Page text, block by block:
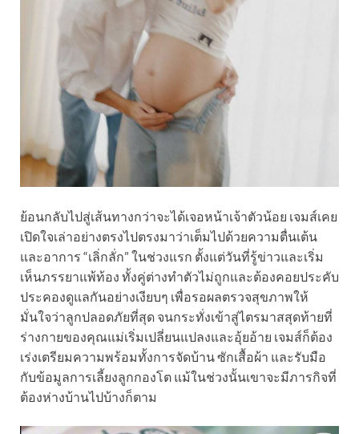
ย้อนกลับไปสู่เส้นทางกว่าจะได้เจอหน้าเจ้าตัวน้อย เจมส์เคย
เปิดใจเล่าอย่างตรงไปตรงมาว่าเต็มไปด้วยความตื่นเต้น
และอาการ “เลิ่กลั่ก” ในช่วงแรก ตั้งแต่วันที่รู้ข่าวและเริ่ม
เห็นภรรยาแพ้ท้อง ทั้งคู่ต่างทำตัวไม่ถูกและต้องคอยประคับ
ประคองดูแลกันอย่างเงียบๆ เพื่อรอผลตรวจสุขภาพให้
มั่นใจว่าลูกปลอดภัยที่สุด จนกระทั่งเข้าสู่ไตรมาสสุดท้ายที่
ร่างกายของคุณแม่เริ่มเปลี่ยนแปลงและอุ้ยอ้าย เจมส์ก็ต้อง
เร่งเตรียมความพร้อมทั้งการจัดบ้าน ซักเสื้อผ้า และรับมือ
กับข้อมูลการเลี้ยงลูกกองโต แม้ในช่วงนั้นเขาจะมีภารกิจที่
ต้องห่างบ้านไปบ้างก็ตาม